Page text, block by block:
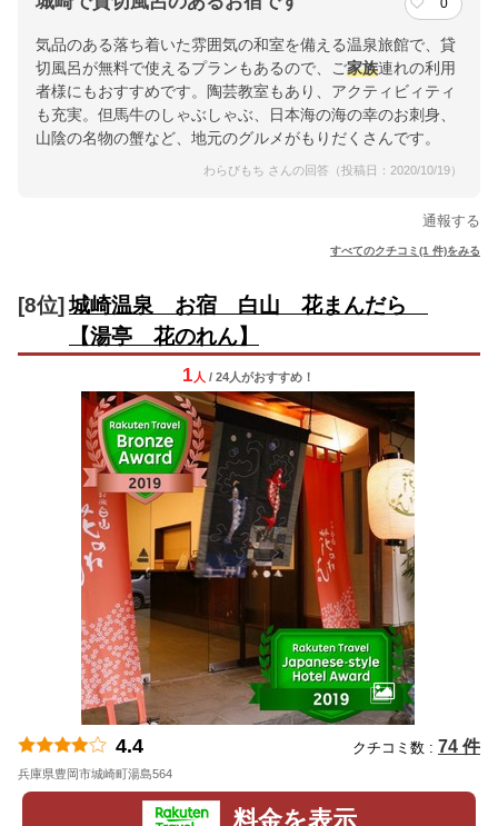
0
気品のある落ち着いた雰囲気の和室を備える温泉旅館で、貸
切風呂が無料で使えるプランもあるので、ご家族連れの利用
者様にもおすすめです。陶芸教室もあり、アクティビィティ
も充実。但馬牛のしゃぶしゃぶ、日本海の海の幸のお刺身、
山陰の名物の蟹など、地元のグルメがもりだくさんです。
わらびもち さんの回答（投稿日：2020/10/19）
通報する
すべてのクチコミ(1 件)をみる
[8位] 城崎温泉 お宿 白山 花まんだら
【湯亭 花のれん】
1 人 / 24人がおすすめ！
4.4 クチコミ数 : 74 件
兵庫県豊岡市城崎町湯島564
料金を表示